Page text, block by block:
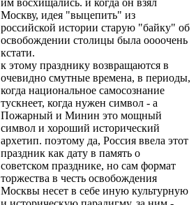
Москву, идея "выцепить" из
российской истории старую "байку" об
освобождении столицы была оооочень
кстати.
к этому празднику возвращаются в
очевидно смутные времена, в периоды,
когда национальное самосознание
тускнеет, когда нужен символ - а
Пожарный и Минин это мощный
символ и хороший исторический
архетип. поэтому да, Россия ввела этот
праздник как дату в память о
советском празднике, но сам формат
торжества в честь освобождения
Москвы несет в себе иную культурную